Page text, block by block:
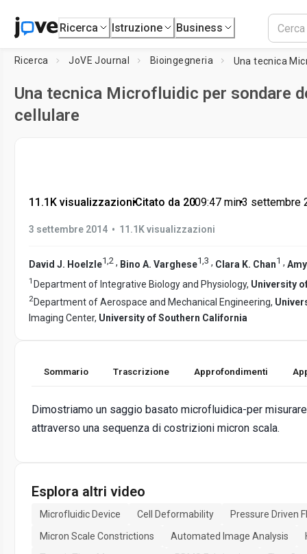
Ricerca Istruzione Business
Ricerca JoVE Journal Bioingegneria
Una tecnica Microfluidic per sondare
cellulare
11.1K visualizzazioni•Citato da 20•09:47 min•3 settembre
3 settembre 2014 • 11.1K visualizzazioni
David J. Hoelzle1,2 , Bino A. Varghese1,3 , Clara K. Chan1 ,
1 Department of Integrative Biology and Physiology, University
2Department of Aerospace and Mechanical Engineering,
Imaging Center, University of Southern California
Sommario Trascrizione Approfondimenti
Dimostriamo un saggio basato microfluidica-per
attraverso una sequenza di costrizioni micron scala.
Esplora altri video
Microfluidic Device Cell Deformability
Pressure Driven
Micron Scale Constrictions
Automated Image Analysis